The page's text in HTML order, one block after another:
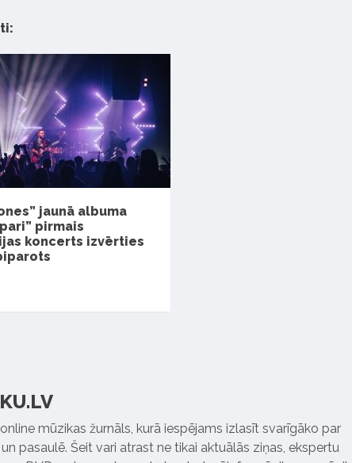
jaunā albuma
pirmais
koncerts izvērties
mūzikas žurnāls, kurā iespējams izlasīt svarīgāko par
pasaulē. Šeit vari atrast ne tikai aktuālās ziņas, ekspertu